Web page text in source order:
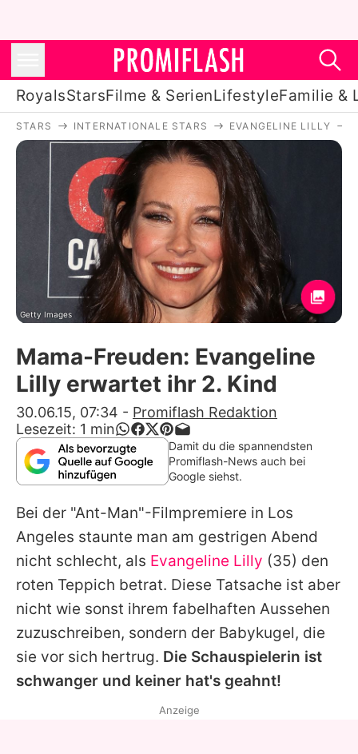
RoyalsStarsFilme & SerienLifestyleFamilie &
Royals
Stars
Filme & Serien
Lifestyle
Familie & Liebe
Promiflash Exklusiv
Alle Themen auf Promiflash
App runterladen
Team
Redaktionelle Richtlinien
Impressum
Datenschutzerklärung
Nutzungsbedingungen
Utiq verwalten
STARS INTERNATIONALE STARS EVANGELINE LILLY
Getty Images
Mama-Freuden: Evangeline
Lilly erwartet ihr 2. Kind
30.06.15, 07:34 - Promiflash Redaktion
Lesezeit: 1 min
Damit du die spannendsten
Promiflash-News auch bei
Google siehst.
Bei der "Ant-Man"-Filmpremiere in Los
Angeles staunte man am gestrigen Abend
nicht schlecht, als Evangeline Lilly (35) den
roten Teppich betrat. Diese Tatsache ist aber
nicht wie sonst ihrem fabelhaften Aussehen
zuzuschreiben, sondern der Babykugel, die
sie vor sich hertrug. Die Schauspielerin ist
schwanger und keiner hat's geahnt!
Anzeige